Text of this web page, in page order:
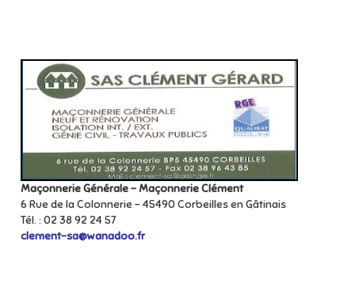
Maçonnerie Générale – Maçonnerie Clément
6 Rue de la Colonnerie – 45490 Corbeilles en Gâtinais
Tél. : 02 38 92 24 57
clement-sa@wanadoo.fr